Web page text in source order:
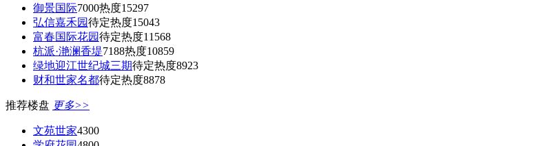
御景国际7000热度15297
弘信嘉禾园待定热度15043
富春国际花园待定热度11568
杭派·滟澜香堤7188热度10859
绿地迎江世纪城三期待定热度8923
财和世家名都待定热度8878
推荐楼盘 更多>>
文苑世家4300